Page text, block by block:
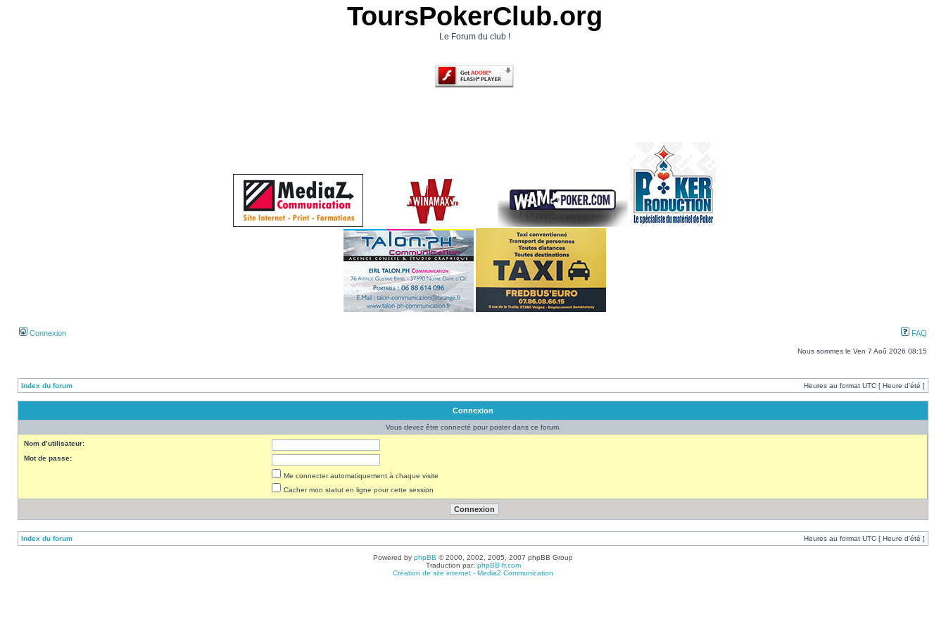
ToursPokerClub.org
Le Forum du club !
Connexion FAQ
Nous sommes le Ven 7 Aoû 2026 08:15
Index du forum Heures au format UTC [ Heure d’été ]
Connexion
Vous devez être connecté pour poster dans ce forum.
Nom d’utilisateur:
Mot de passe:
Me connecter automatiquement à chaque visite
Cacher mon statut en ligne pour cette session
Index du forum Heures au format UTC [ Heure d’été ]
Powered by phpBB © 2000, 2002, 2005, 2007 phpBB Group
Traduction par: phpBB-fr.com
Création de site internet - MediaZ Communication